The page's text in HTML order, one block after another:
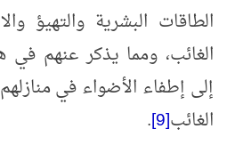
الطاقات البشرية والتهيؤ
الغائب، ومما يذكر عنهم في
إلى إطفاء الأضواء في
الغائب[9]
.